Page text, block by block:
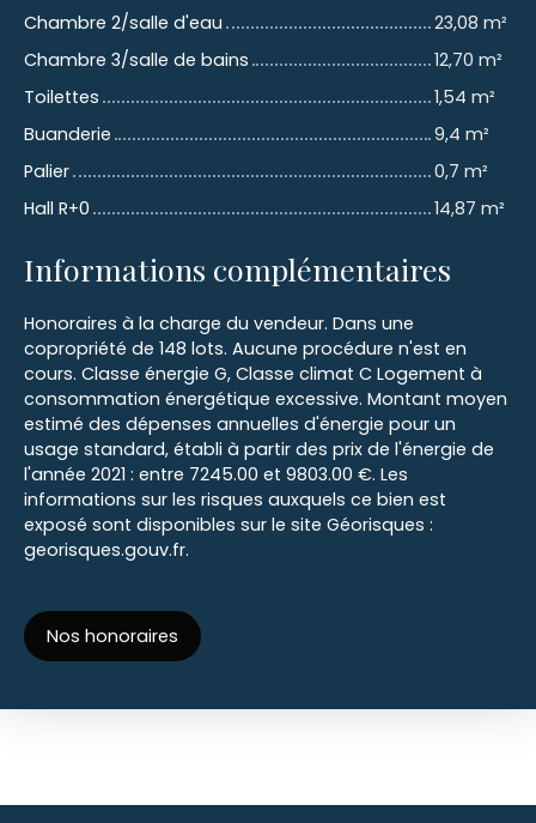
Chambre 2/salle d'eau
23,08 m²
Chambre 3/salle de bains
12,70 m²
Toilettes
1,54 m²
Buanderie
9,4 m²
Palier
0,7 m²
Hall R+0
14,87 m²
Informations complémentaires
Honoraires à la charge du vendeur. Dans une
copropriété de 148 lots. Aucune procédure n'est en
cours. Classe énergie G, Classe climat C Logement à
consommation énergétique excessive. Montant moyen
estimé des dépenses annuelles d'énergie pour un
usage standard, établi à partir des prix de l'énergie de
l'année 2021 : entre 7245.00 et 9803.00 €. Les
informations sur les risques auxquels ce bien est
exposé sont disponibles sur le site Géorisques :
georisques.gouv.fr.
Nos honoraires